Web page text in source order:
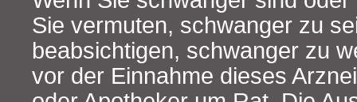
Sie vermuten, schwanger zu
beabsichtigen, schwanger zu
vor der Einnahme dieses